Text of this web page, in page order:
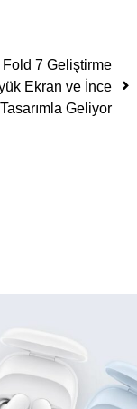
7 Geliştirme
Ekran ve İnce
Tasarımla Geliyor